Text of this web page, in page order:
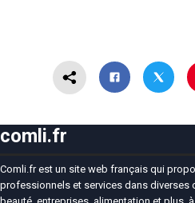
comli.fr
Comli.fr est un site web français qui
professionnels et services dans diverses